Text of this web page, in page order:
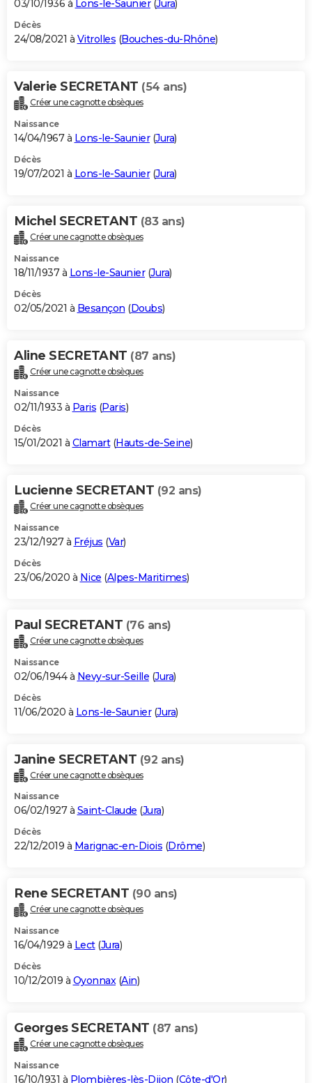
03/10/1936 à Lons-le-Saunier(Jura)
Décès
24/08/2021 à Vitrolles (Bouches-du-Rhône)
Valerie SECRETANT (54 ans)
Créer une cagnotte obsèques
Naissance
14/04/1967 à Lons-le-Saunier(Jura)
Décès
19/07/2021 à Lons-le-Saunier(Jura)
Michel SECRETANT (83 ans)
Créer une cagnotte obsèques
Naissance
18/11/1937 à Lons-le-Saunier(Jura)
Décès
02/05/2021 à Besançon (Doubs)
Aline SECRETANT (87 ans)
Créer une cagnotte obsèques
Naissance
02/11/1933 à Paris (Paris)
Décès
15/01/2021 à Clamart(Hauts-de-Seine)
Lucienne SECRETANT (92 ans)
Créer une cagnotte obsèques
Naissance
23/12/1927 à Fréjus (Var)
Décès
23/06/2020 à Nice (Alpes-Maritimes)
Paul SECRETANT (76 ans)
Créer une cagnotte obsèques
Naissance
02/06/1944 à Nevy-sur-Seille (Jura)
Décès
11/06/2020 à Lons-le-Saunier(Jura)
Janine SECRETANT (92 ans)
Créer une cagnotte obsèques
Naissance
06/02/1927 à Saint-Claude (Jura)
Décès
22/12/2019 à Marignac-en-Diois (Drôme)
Rene SECRETANT (90 ans)
Créer une cagnotte obsèques
Naissance
16/04/1929 à Lect(Jura)
Décès
10/12/2019 à Oyonnax(Ain)
Georges SECRETANT (87 ans)
Créer une cagnotte obsèques
Naissance
16/10/1931 à Plombières-lès-Dijon (Côte-d'Or)